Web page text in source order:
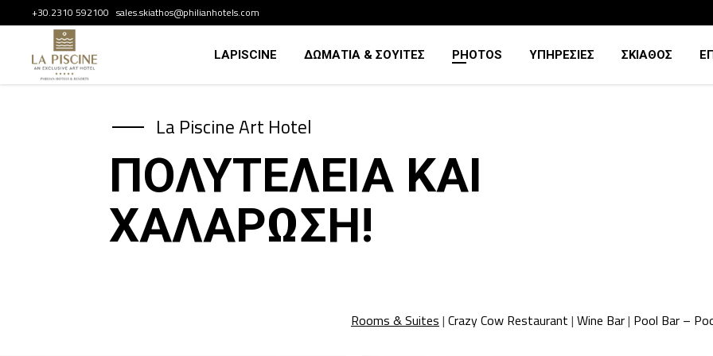
+30.2310 592100 sales.skiathos@philianhotels.com
LAPISCINE ΔΩΜΑΤΙΑ & ΣΟΥΙΤΕΣ PHOTOS ΥΠΗΡΕΣΙΕΣ ΣΚΙΑΘΟΣ
La Piscine Art Hotel
ΠΟΛΥΤΈΛΕΙΑ ΚΑΙ
ΧΑΛΆΡΩΣΗ!
Rooms & Suites | Crazy Cow Restaurant | Wine Bar| Pool Bar –